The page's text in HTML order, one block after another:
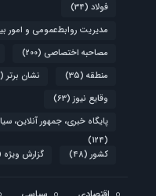
فولاد (34)
مدیریت روابط‌عمومی و امور
مصاحبه اختصاصی (200)
منطقه (35) نشان برتر (422)
وقایع نیوز (63)
پایگاه خبری، جمهور آنلاین،
(124)
کشور (48) گزارش ویژه